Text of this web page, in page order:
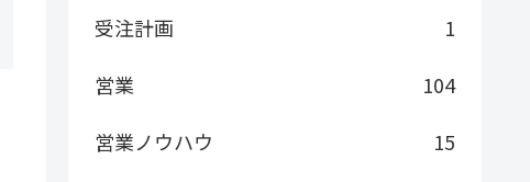
受注計画
1
営業
104
営業ノウハウ
15